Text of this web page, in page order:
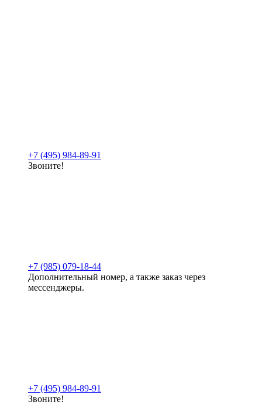
+7 (495) 984-89-91
Звоните!
+7 (985) 079-18-44
Дополнительный номер, а также заказ через
мессенджеры.
+7 (495) 984-89-91
Звоните!